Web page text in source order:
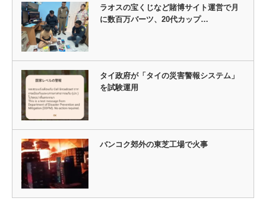
ラオスの宝くじなど賭博サイト運営で月
に数百万バーツ、20代カップ…
タイ政府が「タイの災害警報システム」
を試験運用
バンコク郊外の東芝工場で火事